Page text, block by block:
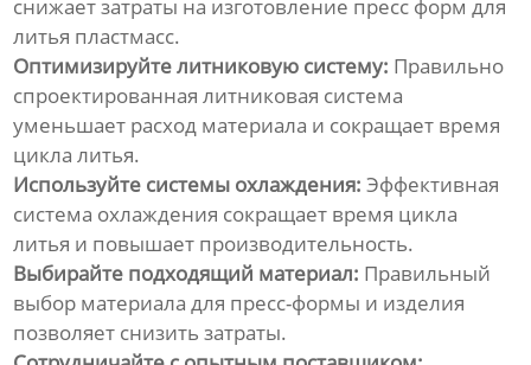
снижает затраты на изготовление пресс форм для
литья пластмасс.
Оптимизируйте литниковую систему: Правильно
спроектированная литниковая система
уменьшает расход материала и сокращает время
цикла литья.
Используйте системы охлаждения: Эффективная
система охлаждения сокращает время цикла
литья и повышает производительность.
Выбирайте подходящий материал: Правильный
выбор материала для пресс-формы и изделия
позволяет снизить затраты.